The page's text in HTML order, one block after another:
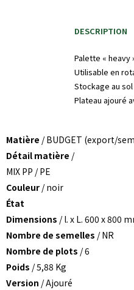
DESCRIPTION
Palette « heavy
Utilisable en
Stockage au sol
Plateau ajouré
Matière / BUDGET (export/
Détail matière /
MIX PP / PE
Couleur / noir
État
Dimensions / l. x L. 600 x 800
Nombre de semelles / NR
Nombre de plots / 6
Poids / 5,88 Kg
Version / Ajouré